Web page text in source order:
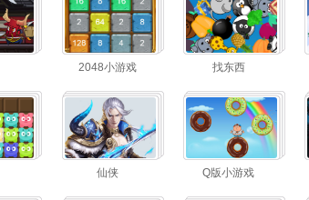
2048小游戏 找东西
仙侠 Q版小游戏